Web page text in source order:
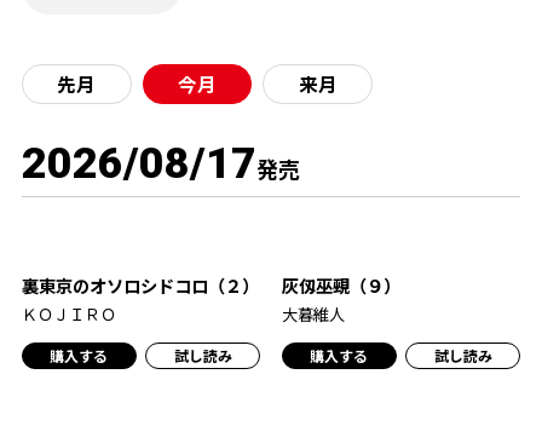
先月 今月 来月
2026/08/17発売
裏東京のオソロシドコロ（２）
ＫＯＪＩＲＯ
購入する 試し読み
灰仭巫覡（９）
大暮維人
購入する 試し読み